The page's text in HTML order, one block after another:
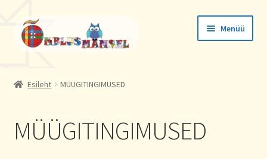
Liigu
navigeerimisele
Liigu
sisu
juurde
Menüü
Aadressid
Esileht MÜÜGITINGIMUSED
MÜÜGITINGIMUSED